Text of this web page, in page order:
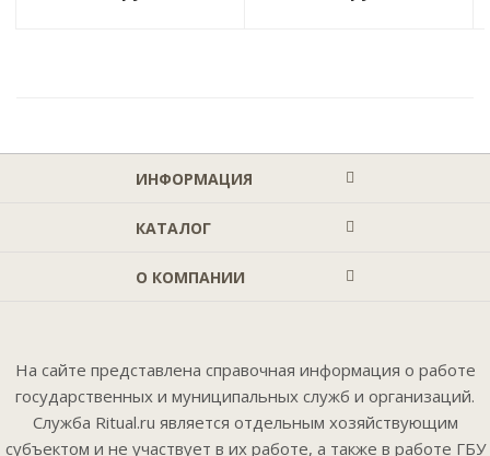
ИНФОРМАЦИЯ
КАТАЛОГ
О КОМПАНИИ
На сайте представлена справочная информация о работе
государственных и муниципальных служб и организаций.
Служба Ritual.ru является отдельным хозяйствующим
субъектом и не участвует в их работе, а также в работе ГБУ